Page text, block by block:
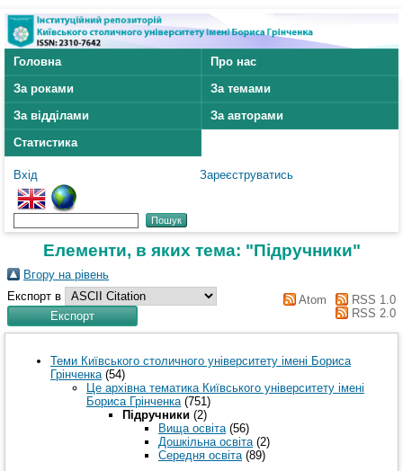
Головна
Про нас
За роками
За темами
За відділами
За авторами
Статистика
Вхід Зареєструватись
Елементи, в яких тема: "Підручники"
Вгору на рівень
Експорт в
Atom
RSS 1.0
RSS 2.0
Теми Київського столичного університету імені Бориса
Грінченка (54)
Це архівна тематика Київського університету імені
Бориса Грінченка (751)
Підручники (2)
Вища освіта (56)
Дошкільна освіта (2)
Середня освіта (89)